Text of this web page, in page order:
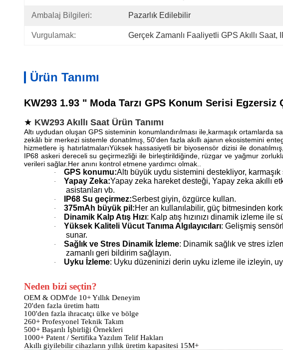
Ambalaj Bilgileri: Pazarlık Edilebilir
Vurgulamak: Gerçek Zamanlı Faaliyetli GPS Akıllı Saat,
Ürün Tanımı
KW293 1.93 " Moda Tarzı GPS Konum Serisi Egzersiz
★ KW293 Akıllı Saat Ürün Tanımı
Altı uydudan oluşan GPS sisteminin konumlandırılması ile,karmaşık
zekâlı bir merkezi sistemle donatılmış, 50'den fazla akıllı ajanın ekosistemini
hizmetlere iş hatırlatmalarıYüksek hassasiyetli bir biyosensör dizisi ile
IP68 askeri dereceli su geçirmezliği ile birleştirildiğinde, rüzgar ve yağmur
verileri sağlar.Her anını kontrol etmene yardımcı olmak..
· GPS konumu:Altı büyük uydu sistemini destekliyor,
· Yapay Zeka:Yapay zeka hareket desteği, Yapay zeka akıllı
asistanları vb.
· IP68 Su geçirmez:Serbest giyin, özgürce kullan.
· 375mAh büyük pil:Her an kullanılabilir, güç bitmesinden
· Dinamik Kalp Atış Hızı: Kalp atış hızınızı dinamik izleme
· Yüksek Kaliteli Vücut Tanıma Algılayıcıları: Gelişmiş
sunar.
· Sağlık ve Stres Dinamik İzleme: Dinamik sağlık ve stres
zamanlı geri bildirim sağlayın.
· Uyku İzleme: Uyku düzeninizi derin uyku izleme ile izleyin,
Neden bizi seçtin?
OEM & ODM'de 10+ Yıllık Deneyim
20'den fazla üretim hattı
100'den fazla ihracatçı ülke ve bölge
260+ Profesyonel Teknik Takım
500+ Başarılı İşbirliği Örnekleri
1000+ Patent / Sertifika Yazılım Telif Hakları
Akıllı giyilebilir cihazların yıllık üretim kapasitesi 15M+